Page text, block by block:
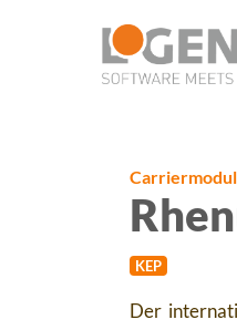
Carriermodul
KEP
Der